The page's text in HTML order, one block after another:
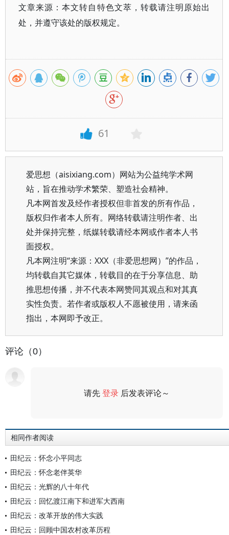
文章来源：本文转自特色文萃，转载请注明原始出
处，并遵守该处的版权规定。
61
爱思想（aisixiang.com）网站为公益纯学术网
站，旨在推动学术繁荣、塑造社会精神。
凡本网首发及经作者授权但非首发的所有作品，
版权归作者本人所有。网络转载请注明作者、出
处并保持完整，纸媒转载请经本网或作者本人书
面授权。
凡本网注明“来源：XXX（非爱思想网）”的作品，
均转载自其它媒体，转载目的在于分享信息、助
推思想传播，并不代表本网赞同其观点和对其真
实性负责。若作者或版权人不愿被使用，请来函
指出，本网即予改正。
评论（0）
请先登录 后发表评论～
相同作者阅读
田纪云：怀念小平同志
田纪云：怀念老伴英华
田纪云：光辉的八十年代
田纪云：回忆渡江南下和进军大西南
田纪云：改革开放的伟大实践
田纪云：回顾中国农村改革历程